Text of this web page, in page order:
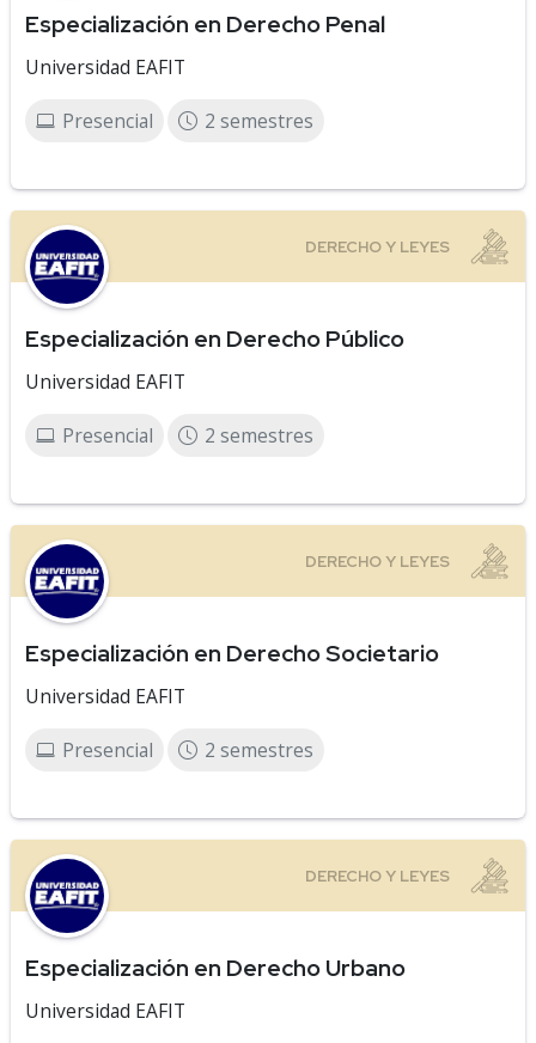
Especialización en Derecho Penal
Universidad EAFIT
Presencial 2 semestres
Especialización en Derecho Público
Universidad EAFIT
Presencial 2 semestres
Especialización en Derecho Societario
Universidad EAFIT
Presencial 2 semestres
Especialización en Derecho Urbano
Universidad EAFIT